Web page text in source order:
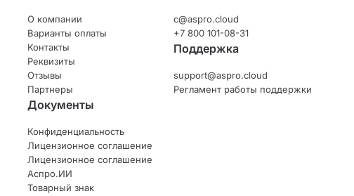
О компании
Варианты оплаты
Контакты
Реквизиты
Отзывы
Партнеры
Документы
Конфиденциальность
Лицензионное соглашение
Лицензионное соглашение
Аспро.ИИ
Товарный знак
c@aspro.cloud
+7 800 101-08-31
Поддержка
support@aspro.cloud
Регламент работы поддержки